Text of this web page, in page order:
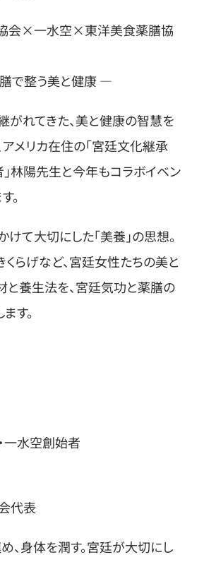
会×一水空×東洋美食薬膳協
で整う美と健康 ―
がれてきた、美と健康の智慧を
メリカ在住の「宮廷文化継承
林陽先生と今年もコラボイベン
。
て大切にした「美養」の思想。
くらげなど、宮廷女性たちの美と
と養生法を、宮廷気功と薬膳の
す。
一水空創始者
代表
、身体を潤す。宮廷が大切にし